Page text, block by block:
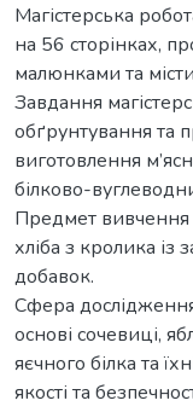
Магістерська
на 56 сторінках,
малюнками та
Завдання
обґрунтування та
виготовлення
білково-
Предмет вивчення
хліба з кролика із
добавок.
Сфера
основі сочевиці,
яєчного білка та
якості та